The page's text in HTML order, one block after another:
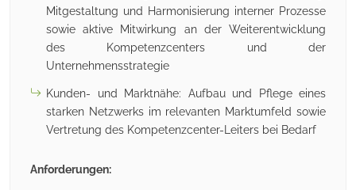
Mitgestaltung und Harmonisierung interner Prozesse
sowie aktive Mitwirkung an der Weiterentwicklung
des Kompetenzcenters und der
Unternehmensstrategie
Kunden- und Marktnähe: Aufbau und Pflege eines
starken Netzwerks im relevanten Marktumfeld sowie
Vertretung des Kompetenzcenter-Leiters bei Bedarf
Anforderungen: